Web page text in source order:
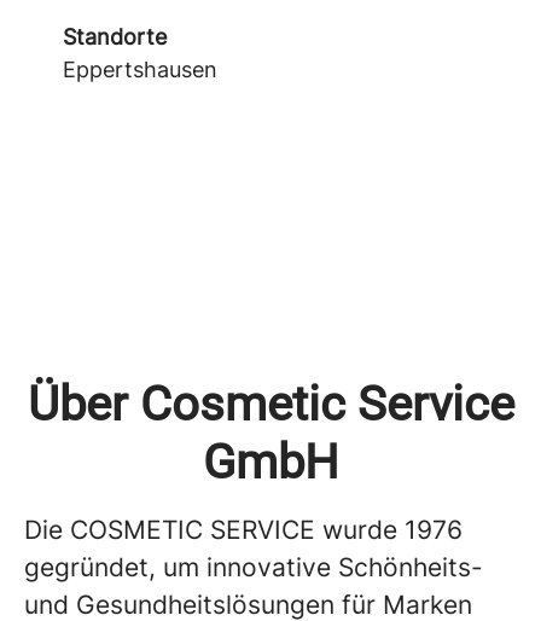
Standorte
Eppertshausen
Über Cosmetic Service
GmbH
Die COSMETIC SERVICE wurde 1976
gegründet, um innovative Schönheits-
und Gesundheitslösungen für Marken